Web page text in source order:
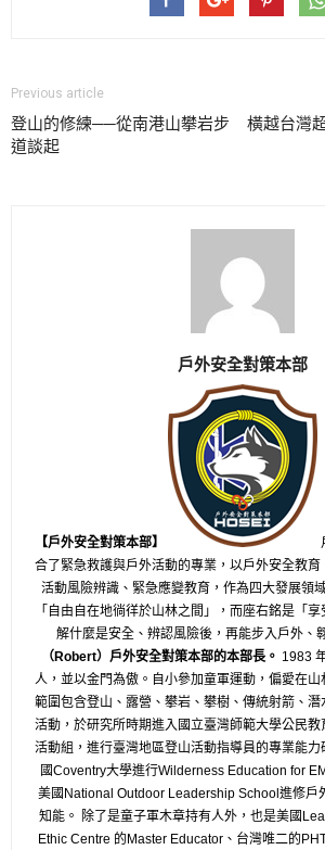
Previous article
登山的修練──從南港山攀岩步
道談起
橫越台灣
戶外安全對策本部
【戶外安全對策本部】
合了緊急救護與戶外活動的專業，以戶外安全教
活動風險辨識、緊急應變教育，作為四大發展領
「自由自在地徜徉於山林之間」，而座右銘是「
解什麼是安全、辨認風險後，再能步入戶外、
（Robert）戶外安全對策本部的本部長。 1983
人，並以金門為傲。自小參加童軍運動，偏愛在
範圍包含登山、露營、攀岩、攀樹、傳統射箭、
活動，於研究所時期進入國立臺灣師範大學公民
活動組，進行臺灣地區登山活動指導員的專業能
國Coventry大學進行Wilderness Education for
美國National Outdoor Leadership School進修戶
知能。 除了是童子軍木章持有人外，也是美國
Ethic Centre 的Master Educator、台灣唯二的